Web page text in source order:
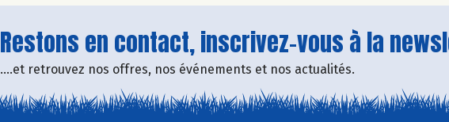
Restons en contact, inscrivez-vous à la
....et retrouvez nos offres, nos événements et nos actualités.